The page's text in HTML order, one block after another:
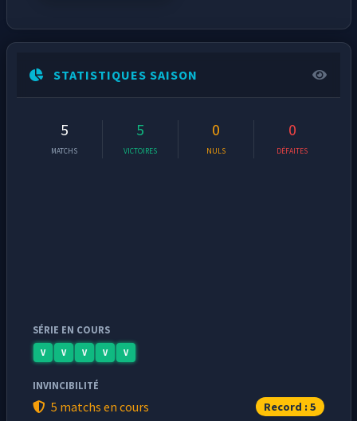
STATISTIQUES SAISON
5
MATCHS
5
VICTOIRES
0
NULS
0
DÉFAITES
SÉRIE EN COURS
V V V V V
INVINCIBILITÉ
5 matchs en cours Record : 5